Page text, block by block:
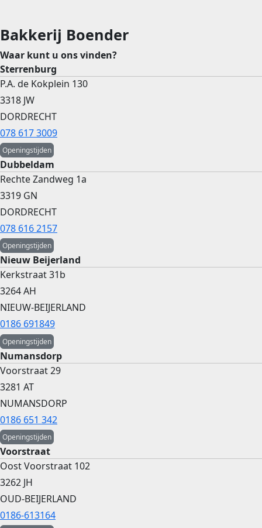
Bakkerij Boender
Waar kunt u ons vinden?
Sterrenburg
P.A. de Kokplein 130
3318 JW
DORDRECHT
078 617 3009
Openingstijden
Dubbeldam
Rechte Zandweg 1a
3319 GN
DORDRECHT
078 616 2157
Openingstijden
Nieuw Beijerland
Kerkstraat 31b
3264 AH
NIEUW-BEIJERLAND
0186 691849
Openingstijden
Numansdorp
Voorstraat 29
3281 AT
NUMANSDORP
0186 651 342
Openingstijden
Voorstraat
Oost Voorstraat 102
3262 JH
OUD-BEIJERLAND
0186-613164